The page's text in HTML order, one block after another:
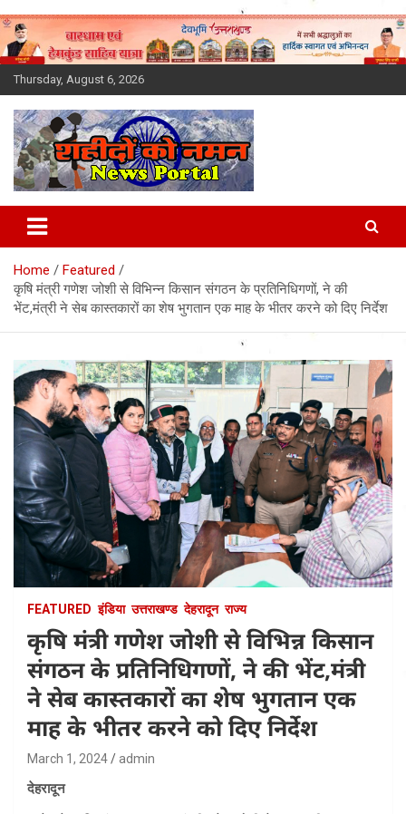
Skip
to
content
Thursday, August 6, 2026
Latest News Today, Breaking
News, Uttarakhand News in
Hindi
Home
Featured
कृषि मंत्री गणेश जोशी से विभिन्न किसान संगठन के प्रतिनिधिगणों, ने की
भेंट,मंत्री ने सेब कास्तकारों का शेष भुगतान एक माह के भीतर करने को दिए निर्देश
FEATURED इंडिया उत्तराखण्ड देहरादून राज्य
कृषि मंत्री गणेश जोशी से विभिन्न किसान
संगठन के प्रतिनिधिगणों, ने की भेंट,मंत्री
ने सेब कास्तकारों का शेष भुगतान एक
माह के भीतर करने को दिए निर्देश
March 1, 2024 admin
देहरादून